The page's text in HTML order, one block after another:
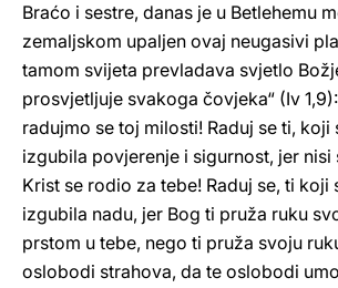
Braćo i sestre, danas je u Betlehemu
zemaljskom upaljen ovaj neugasivi
tamom svijeta prevladava svjetlo
prosvjetljuje svakoga čovjeka“ (Iv
radujmo se toj milosti! Raduj se ti, koji
izgubila povjerenje i sigurnost, jer nisi
Krist se rodio za tebe! Raduj se, ti koji
izgubila nadu, jer Bog ti pruža ruku
prstom u tebe, nego ti pruža svoju
oslobodi strahova, da te oslobodi